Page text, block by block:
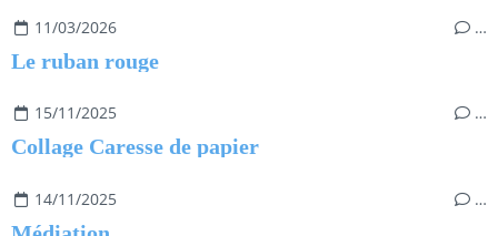
11/03/2026 …
Le ruban rouge
15/11/2025 …
Collage Caresse de papier
14/11/2025 …